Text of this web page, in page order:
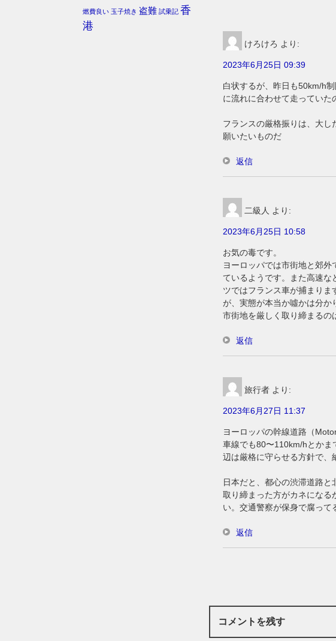
けろけろ より:
2023年6月25日 09:39
白状するが、昨日も50km/h
に流れに合わせて走っていた
フランスの厳格振りは、大し
願いたいものだ
返信
二級人 より:
2023年6月25日 10:58
お気の毒です。
ヨーロッパでは市街地と郊
ているようです。また高速な
ツではフランス車が捕まりま
が、実態が本当か噓かは分か
市街地を厳しく取り締まるの
返信
旅行者 より:
2023年6月27日 11:37
ヨーロッパの幹線道路（
車線でも80〜110km/hとかま
辺は厳格に守らせる方針で、
日本だと、都心の渋滞道路
取り締まった方がカネになる
い。交通警察が保身で腐って
返信
コメントを残す
燃費良い 玉子焼き 盗難 試乗記 香
港